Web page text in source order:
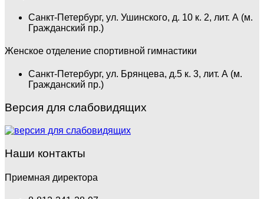
Санкт-Петербург, ул. Ушинского, д. 10 к. 2, лит. А (м.
Гражданский пр.)
Женское отделение спортивной гимнастики
Санкт-Петербург, ул. Брянцева, д.5 к. 3, лит. А (м.
Гражданский пр.)
Версия для слабовидящих
Наши контакты
Приемная директора